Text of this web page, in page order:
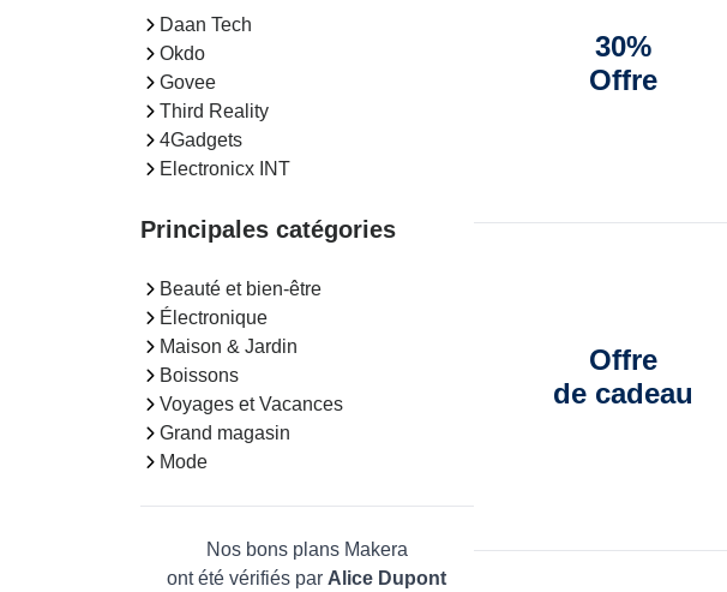
Daan Tech
Okdo
Govee
Third Reality
4Gadgets
Electronicx INT
Principales catégories
Beauté et bien-être
Électronique
Maison & Jardin
Boissons
Voyages et Vacances
Grand magasin
Mode
Nos bons plans Makera
ont été vérifiés par Alice Dupont
30%
Offre
Offre
de cadeau